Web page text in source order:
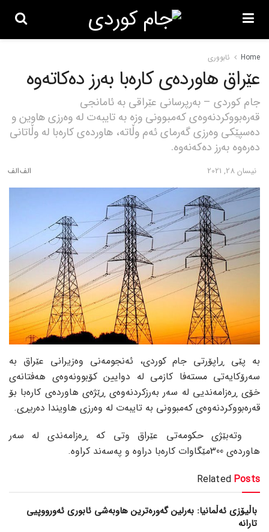
Home ئابووری
عێراق هاوردەی کارەبا بەرز دەکاتەوە
جام کوردی – بەرپرسانی عێراقی بە ئامانجی
قەرەبووکردنەوەی کەمبوونی وزە بە تایبەت لە وەرزی هاوین و
دەسپێکی وەرزی گەرمای ئەم وڵاتە، هاوردەی کارەبا لە وڵاتانی
دەرەوە بەرز دەکەنەوە.
نیسان 28, 2021
بە پێی ڕاپۆرتی جام کوردی، ئەنجومەنی وەزیرانی عێراق بە
سەرۆکایەتی مستەفا کازمی لە دوایین کۆبوونەوەی هەفتانەی
خۆی ڕەزامەندیی لە سەر بەرزکردنەوەی ڕێژەی هاوردەی کارەبا بۆ
قەرەبووکردنەوەی کەمبوونی بە تایبەت لە وەرزی هاویندا دەربڕی.
وتەبێژی حکومەتی عێراق وتی کە ڕەزامەندی لە سەر
هاوردەی 300مێگاوات کارەبا دراوە و پەسەند کراوە.
Related Posts
باڵیۆزی ئەڵمانیا: بەرلین گەورەترین هاوبەشی ئابوری ئەورووپیی
تارانە